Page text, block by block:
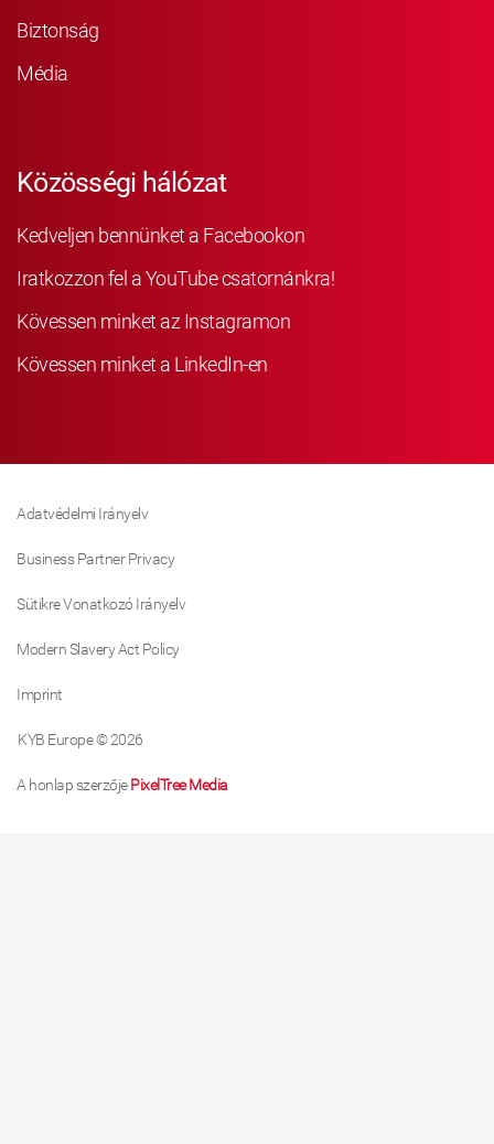
Biztonság
Média
Közösségi hálózat
Kedveljen bennünket a Facebookon
Iratkozzon fel a YouTube csatornánkra!
Kövessen minket az Instagramon
Kövessen minket a LinkedIn-en
Adatvédelmi Irányelv
Business Partner Privacy
Sütikre Vonatkozó Irányelv
Modern Slavery Act Policy
Imprint
KYB Europe © 2026
A honlap szerzőjePixelTree Media